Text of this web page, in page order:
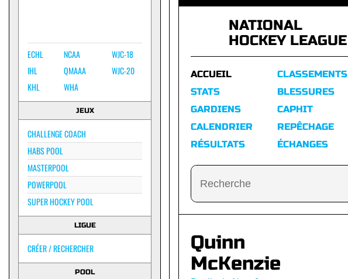
ECHL
IHL
KHL
NCAA
QMAAA
WHA
WJC-18
WJC-20
JEUX
CHALLENGE COACH
HABS POOL
MASTERPOOL
POWERPOOL
SUPER HOCKEY POOL
LIGUE
CRÉER / RECHERCHER
POOL
NATIONAL
HOCKEY LEAGUE
ACCUEIL
STATS
GARDIENS
CALENDRIER
RÉSULTATS
CLASSEMENTS
BLESSURES
CAPHIT
REPÊCHAGE
ÉCHANGES
Quinn
McKenzie